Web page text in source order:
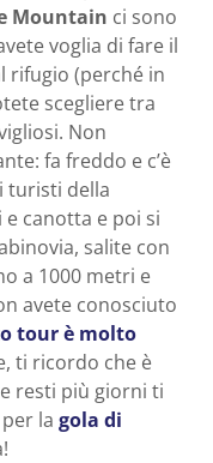
Mountain ci sono
voglia di fare il
rifugio (perché in
scegliere tra
Non
fa freddo e c’è
turisti della
canotta e poi si
salite con
a 1000 metri e
avete conosciuto
tour è molto
ti ricordo che è
resti più giorni ti
la gola di